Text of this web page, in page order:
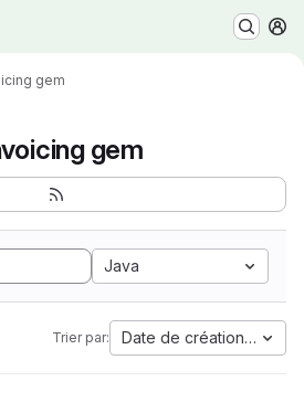
gem
gem
Java
Trier par: Date de création la plus